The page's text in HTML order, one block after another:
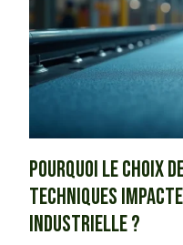
Pourquoi le choix
techniques
industrielle ?